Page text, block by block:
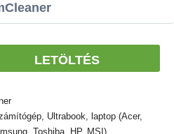
LETÖLTÉS
Ultrabook, laptop (Acer,
Toshiba, HP, MSI)